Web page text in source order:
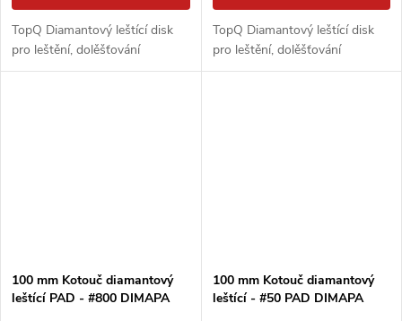
TopQ Diamantový leštící disk
pro leštění, dolěšťování
TopQ Diamantový leštící disk
pro leštění, dolěšťování
100 mm Kotouč diamantový
leštící PAD - #800 DIMAPA
100 mm Kotouč diamantový
leštící - #50 PAD DIMAPA